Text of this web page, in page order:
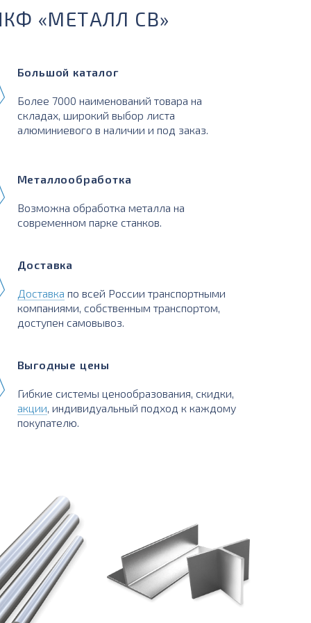
«МЕТАЛЛ СВ»
Большой каталог
Более 7000 наименований товара на
складах, широкий выбор листа
алюминиевого в наличии и под заказ.
Металлообработка
Возможна обработка металла на
современном парке станков.
Доставка
Доставка по всей России транспортными
компаниями, собственным транспортом,
доступен самовывоз.
Выгодные цены
Гибкие системы ценообразования, скидки,
акции, индивидуальный подход к каждому
покупателю.